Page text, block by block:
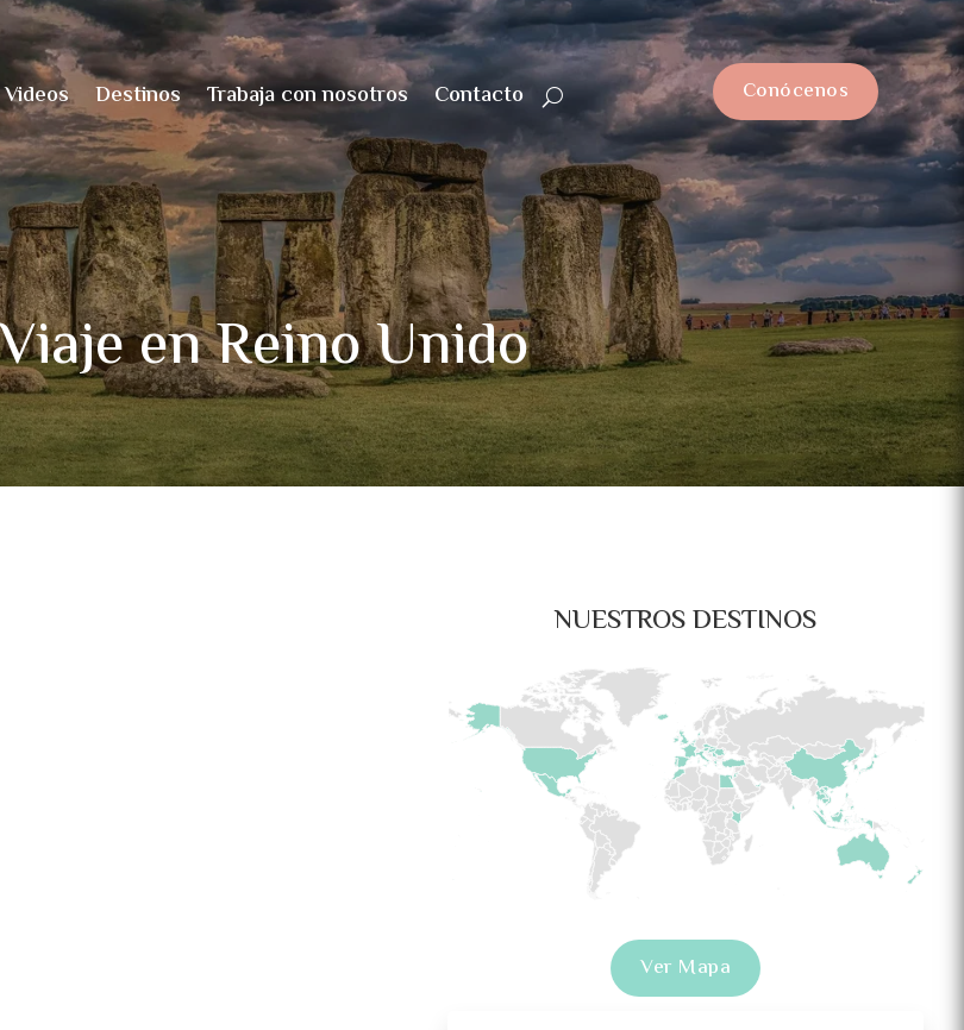
Destinos Trabaja con nosotros Contacto Conócenos
en Reino Unido
NUESTROS DESTINOS
Ver Mapa